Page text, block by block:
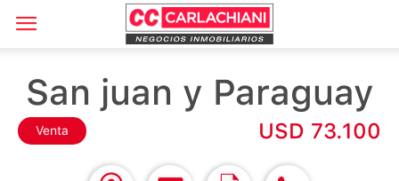
San juan y Paraguay
Venta USD 73.100